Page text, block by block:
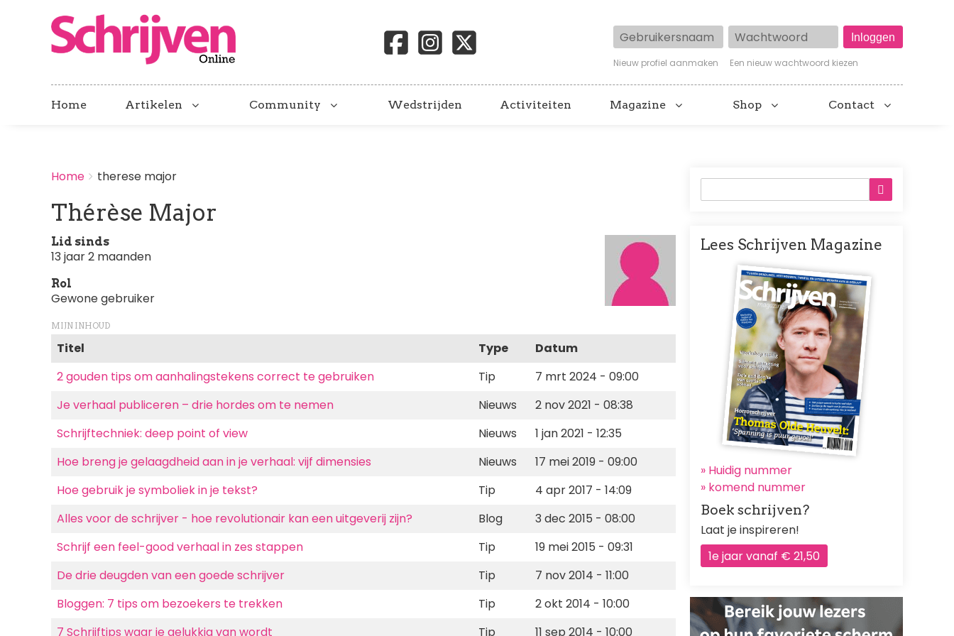
Gebruikersnaam Wachtwoord
Nieuw profiel aanmaken Een nieuw wachtwoord kiezen
Home Artikelen Community Wedstrijden Activiteiten Magazine Shop Contact
BREADCRUMBS
You
here:
Home therese major
Thérèse Major
Lid sinds
13 jaar 2 maanden
Rol
Gewone gebruiker
MIJN INHOUD
Titel Type
Datum
2 gouden tips om aanhalingstekens correct te gebruiken
Tip
7 mrt 2024 - 09:00
Je verhaal publiceren – drie hordes om te nemen
Nieuws
2 nov 2021 - 08:38
Schrijftechniek: deep point of view
Nieuws
1 jan 2021 - 12:35
Hoe breng je gelaagdheid aan in je verhaal: vijf dimensies
Nieuws
17 mei 2019 - 09:00
Hoe gebruik je symboliek in je tekst?
Tip
4 apr 2017 - 14:09
Alles voor de schrijver - hoe revolutionair kan een uitgeverij zijn?
Blog
3 dec 2015 - 08:00
Schrijf een feel-good verhaal in zes stappen
Tip
19 mei 2015 - 09:31
De drie deugden van een goede schrijver
Tip
7 nov 2014 - 11:00
Bloggen: 7 tips om bezoekers te trekken
Tip
2 okt 2014 - 10:00
7 Schrijftips waar je gelukkig van wordt
Tip 11 sep 2014 - 10:00
Lees Schrijven Magazine
Afbeelding
» Huidig nummer
» komend nummer
Boek schrijven?
Laat je inspireren!
1e jaar vanaf € 21,50